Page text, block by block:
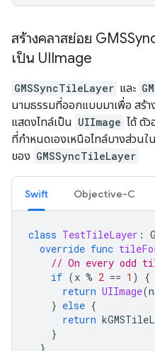
สร้างคลาสย่อย
เป็น UIImage
GMSSyncTileLayer และ
นามธรรมที่ออกแบบมาเพื่อ สร้
แสดงไทล์เป็น UIImage ได้ ตั
ที่กำหนดเองเหนือไทล์บางส่วน
ของ GMSSyncTileLayer
Swift Objective-C
class TestTileLayer :
override func
// On every odd
if (x % 2 == 1 )
{
return UIImage(
} else {
return
}
}